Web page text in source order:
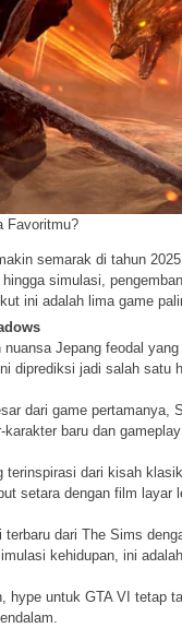
Favoritmu?
semarak di tahun
simulasi,
ini adalah lima game
nuansa Jepang feodal
diprediksi jadi salah satu
dari game pertamanya,
karakter baru dan
terinspirasi dari kisah
setara dengan film layar
terbaru dari The Sims
kehidupan, ini
hype untuk GTA VI tetap